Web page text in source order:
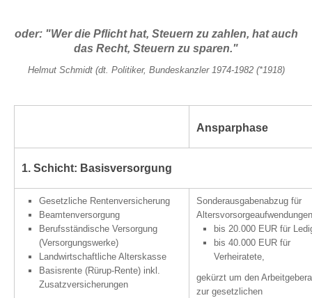
oder: "Wer die Pflicht hat, Steuern zu zahlen, hat auch
das Recht, Steuern zu sparen."
Helmut Schmidt (dt. Politiker, Bundeskanzler 1974-1982 (*1918)
Ansparphase
1. Schicht: Basisversorgung
Gesetzliche Rentenversicherung
Beamtenversorgung
Berufsständische Versorgung
(Versorgungswerke)
Landwirtschaftliche Alterskasse
Basisrente (Rürup-Rente) inkl.
Zusatzversicherungen
Sonderausgabenabzug für
bis 20.000 EUR für
bis 40.000 EUR für
Verheiratete,
gekürzt um den
zur gesetzlichen